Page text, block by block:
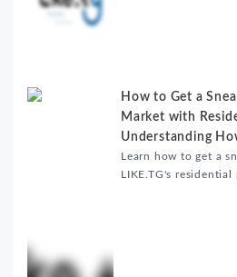
How to Get a
Market with
Understanding
Matters
Learn how to get a
LIKE.TG's